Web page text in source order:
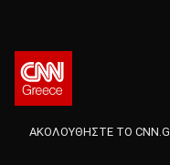
ΑΚΟΛΟΥΘΗΣΤΕ ΤΟ